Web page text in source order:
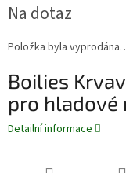
cena:
Na dotaz
Položka byla
Boilies
pro hladové
Detailní informace